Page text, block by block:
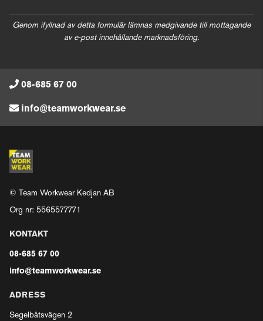
Genom ifyllnad av detta formulär lämnas medgivande till mottagande
av e-post innehållande marknadsföring.
08-685 67 00
info@teamworkwear.se
© Team Workwear Kedjan AB
Org nr: 5565577771
KONTAKT
08-685 67 00
info@teamworkwear.se
ADRESS
Segelbåtsvägen 2